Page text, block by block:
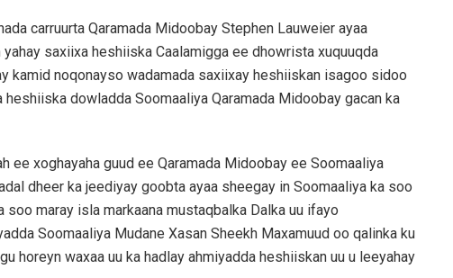
carruurta Qaramada Midoobay Stephen Lauweier ayaa
saxiixa heshiiska Caalamigga ee dhowrista xuquuqda
kamid noqonayso wadamada saxiixay heshiiskan isagoo sidoo
dowladda Soomaaliya Qaramada Midoobay gacan ka
ee xoghayaha guud ee Qaramada Midoobay ee Soomaaliya
dheer ka jeediyay goobta ayaa sheegay in Soomaaliya ka soo
soo maray isla markaana mustaqbalka Dalka uu ifayo
Soomaaliya Mudane Xasan Sheekh Maxamuud oo qalinka ku
horeyn waxaa uu ka hadlay ahmiyadda heshiiskan uu u leeyahay